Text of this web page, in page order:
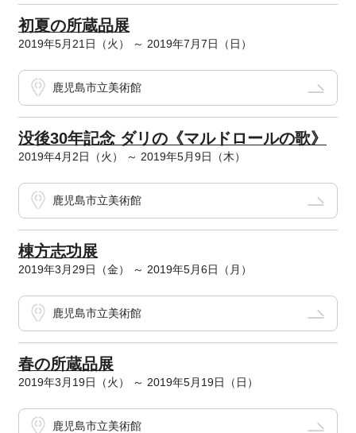
初夏の所蔵品展
2019年5月21日（火） ～ 2019年7月7日（日）
鹿児島市立美術館
没後30年記念 ダリの《マルドロールの歌》
2019年4月2日（火） ～ 2019年5月9日（木）
鹿児島市立美術館
棟方志功展
2019年3月29日（金） ～ 2019年5月6日（月）
鹿児島市立美術館
春の所蔵品展
2019年3月19日（火） ～ 2019年5月19日（日）
鹿児島市立美術館